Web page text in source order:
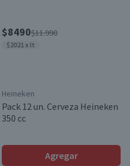
$8490$11.990
$2021 x lt
Heineken
Pack 12 un. Cerveza Heineken
350 cc
Agregar